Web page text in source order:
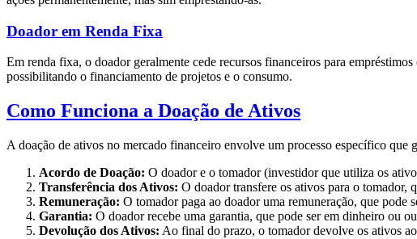
Doador em Renda Fixa
Em renda fixa, o doador geralmente cede recursos financeiros para
possibilitando o financiamento de projetos e o consumo.
Como Funciona a Doação de Ativos
A doação de ativos no mercado financeiro envolve um processo específico que
Acordo de Doação: O doador e o tomador (investidor que utiliza os
Transferência dos Ativos: O doador transfere os ativos para o tomador,
Remuneração: O tomador paga ao doador uma remuneração, que pode
Garantia: O doador recebe uma garantia, que pode ser em dinheiro ou
Devolução dos Ativos: Ao final do prazo, o tomador devolve os ativos